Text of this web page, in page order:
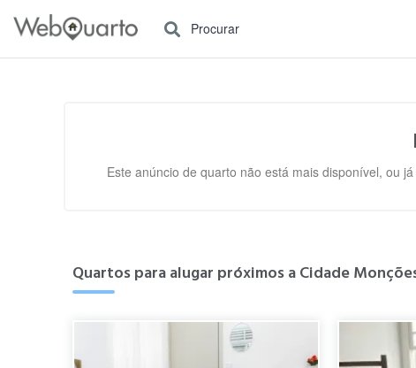
Procurar
Este anúncio de quarto não está mais disponível, ou
Quartos para alugar próximos a Cidade